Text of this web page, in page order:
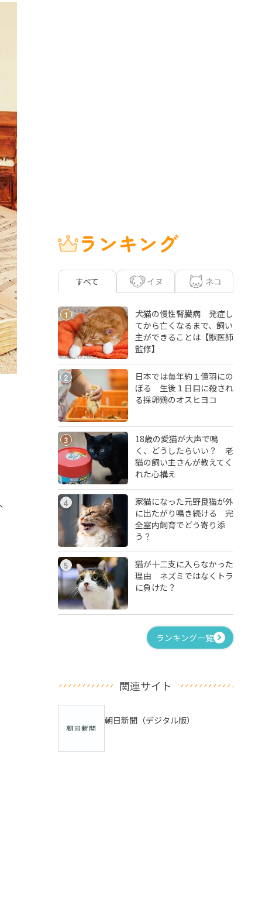
ランキング
すべて イヌ ネコ
1
犬猫の慢性腎臓病 発症し
てから亡くなるまで、飼い
主ができることは【獣医師
監修】
2
日本では毎年約１億羽にの
ぼる 生後１日目に殺され
る採卵鶏のオスヒヨコ
3
18歳の愛猫が大声で鳴
く、どうしたらいい？ 老
猫の飼い主さんが教えてく
れた心構え
4
家猫になった元野良猫が外
に出たがり鳴き続ける 完
全室内飼育でどう寄り添
う？
5
猫が十二支に入らなかった
理由 ネズミではなくトラ
に負けた？
ランキング一覧
関連サイト
朝日新聞（デジタル版）